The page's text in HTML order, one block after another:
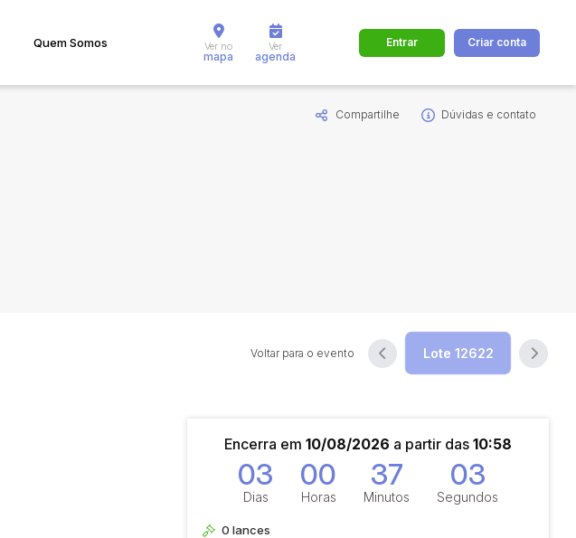
Cidade
Quem Somos Ver no
mapa
Ver
agenda
Entrar Criar conta
Compartilhe Dúvidas e contato
Voltar para o evento
Encerra em 10/08/2026 a partir das 10:58
03
Dias
00
Horas
37
Minutos
02
Segundos
0 lances